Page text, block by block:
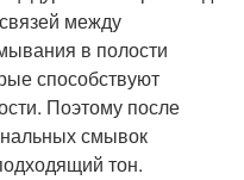
между
в полости
способствуют
Поэтому после
смывок
тон.